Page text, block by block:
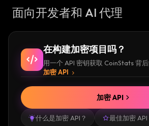
面向开发者和 AI 代理
在构建加密项目吗？
用一个 API 密钥获取 CoinStats 背后
加密 API
什么是加密 API？ 最佳加密 API
加密 API